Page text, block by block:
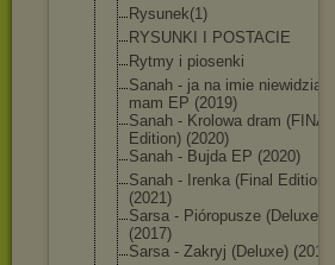
Rysunek(1)
RYSUNKI I POSTACIE
Rytmy i piosenki
Sanah - ja na imie niewidzialna
mam EP (2019)
Sanah - Krolowa dram (FINAL
Edition) (2020)
Sanah - Bujda EP (2020)
Sanah - Irenka (Final Edition)
(2021)
Sarsa - Pióropusze (Deluxe)
(2017)
Sarsa - Zakryj (Deluxe) (2019)